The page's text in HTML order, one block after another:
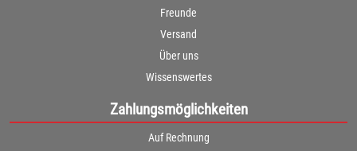
Freunde
Versand
Über uns
Wissenswertes
Zahlungsmöglichkeiten
Auf Rechnung